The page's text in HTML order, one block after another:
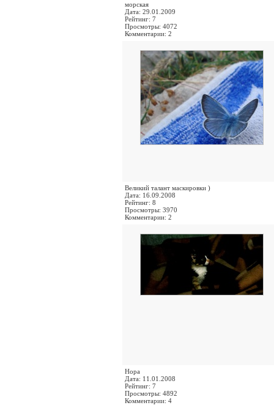
морская
Дата: 29.01.2009
Рейтинг: 7
Просмотры: 4072
Комментарии: 2
Великий талант маскировки )
Дата: 16.09.2008
Рейтинг: 8
Просмотры: 3970
Комментарии: 2
Нора
Дата: 11.01.2008
Рейтинг: 7
Просмотры: 4892
Комментарии: 4